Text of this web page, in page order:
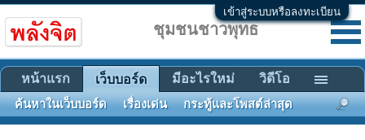
เข้าสู่ระบบหรือลงทะเบียน
ชุมชนชาวพุทธ
หน้าแรก เว็บบอร์ด
ค้นหาในเว็บบอร์ด เรื่องเด่น กระทู้และโพสต์ล่าสุด
มีอะไรใหม่ วิดีโอ